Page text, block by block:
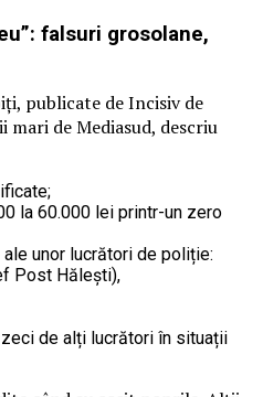
falsuri grosolane,
publicate de Incisiv de
de Mediasud, descriu
la 60.000 lei printr-un zero
unor lucrători de poliție:
Post Hălești),
zeci de alți lucrători în situații